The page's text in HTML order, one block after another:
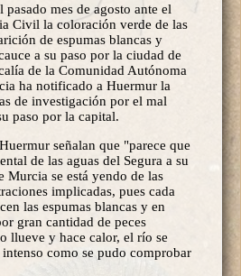
mes de agosto ante el
Civil la coloración verde de las
de espumas blancas y
a su paso por la ciudad de
de la Comunidad Autónoma
ha notificado a Huermur la
de investigación por el mal
paso por la capital.
señalan que "parece que
de las aguas del Segura a su
Murcia se está yendo de las
implicadas, pues cada
las espumas blancas y en
gran cantidad de peces
llueve y hace calor, el río se
como se pudo comprobar